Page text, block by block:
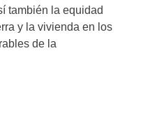
también la equidad
y la vivienda en los
de la